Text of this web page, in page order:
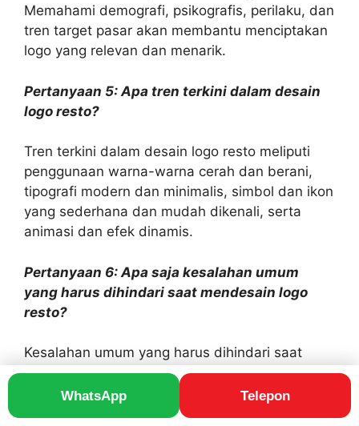
WhatsApp Telepon
Memahami demografi, psikografis, perilaku, dan
tren target pasar akan membantu menciptakan
logo yang relevan dan menarik.
Pertanyaan 5: Apa tren terkini dalam desain
logo resto?
Tren terkini dalam desain logo resto meliputi
penggunaan warna-warna cerah dan berani,
tipografi modern dan minimalis, simbol dan ikon
yang sederhana dan mudah dikenali, serta
animasi dan efek dinamis.
Pertanyaan 6: Apa saja kesalahan umum
yang harus dihindari saat mendesain logo
resto?
Kesalahan umum yang harus dihindari saat
mendesain logo resto antara lain menggunakan
desain yang terlalu rumit, tidak relevan dengan
konsep restoran, atau tidak mempertimbangkan